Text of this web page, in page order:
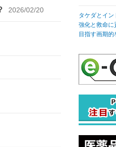
2026/02/20
タケダとイ
強化と救命に
目指す画期